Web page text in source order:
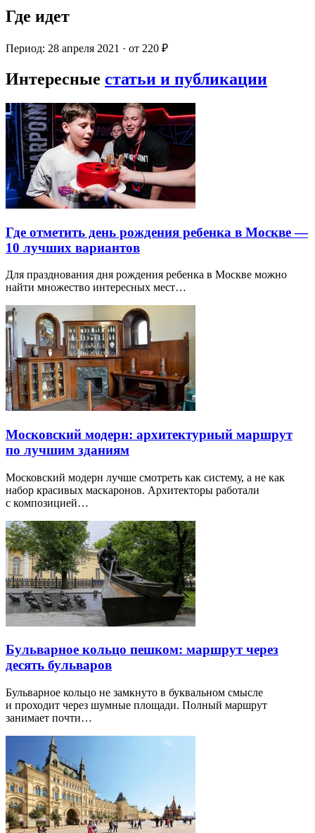
Где идет
Период: 28 апреля 2021 · от 220 ₽
Интересные статьи и публикации
Где отметить день рождения ребенка в Москве —
10 лучших вариантов
Для празднования дня рождения ребенка в Москве можно
найти множество интересных мест…
Московский модерн: архитектурный маршрут
по лучшим зданиям
Московский модерн лучше смотреть как систему, а не как
набор красивых маскаронов. Архитекторы работали
с композицией…
Бульварное кольцо пешком: маршрут через
десять бульваров
Бульварное кольцо не замкнуто в буквальном смысле
и проходит через шумные площади. Полный маршрут
занимает почти…